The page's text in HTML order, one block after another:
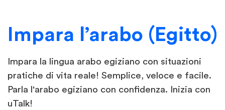
Impara l’arabo (Egitto)
Impara la lingua arabo egiziano con situazioni
pratiche di vita reale! Semplice, veloce e facile.
Parla l'arabo egiziano con confidenza. Inizia con
uTalk!